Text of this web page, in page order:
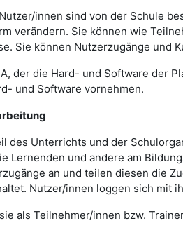
innen sind von der Schule
verändern. Sie können wie
Sie können Nutzerzugänge und
der die Hard- und Software der
und Software vornehmen.
des Unterrichts und der
Lernenden und andere am
an und teilen diesen die
Nutzer/innen loggen sich mit
als Teilnehmer/innen bzw.